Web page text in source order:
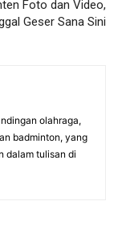
Foto dan Video,
Geser Sana Sini
olahraga,
badminton, yang
dalam tulisan di